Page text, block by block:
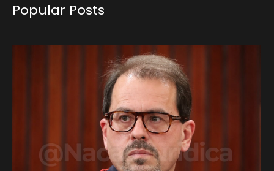
Popular Posts